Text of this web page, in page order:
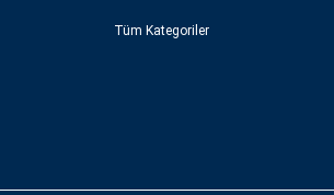
Tüm Kategoriler